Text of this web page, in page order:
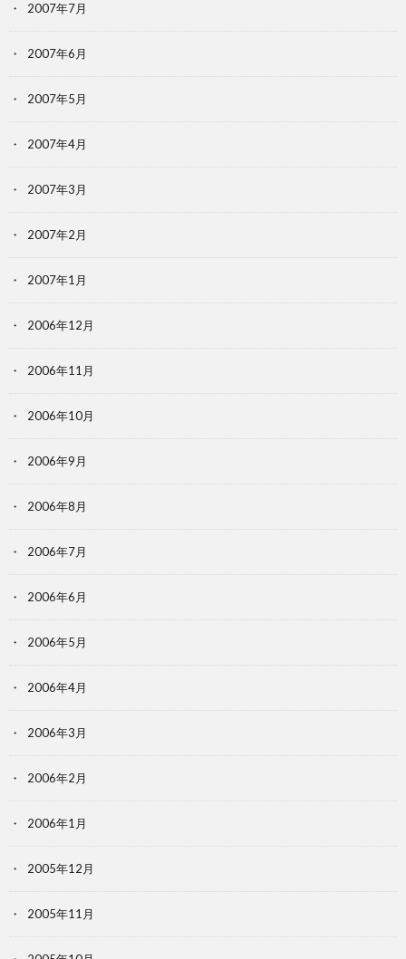
2007年7月
2007年6月
2007年5月
2007年4月
2007年3月
2007年2月
2007年1月
2006年12月
2006年11月
2006年10月
2006年9月
2006年8月
2006年7月
2006年6月
2006年5月
2006年4月
2006年3月
2006年2月
2006年1月
2005年12月
2005年11月